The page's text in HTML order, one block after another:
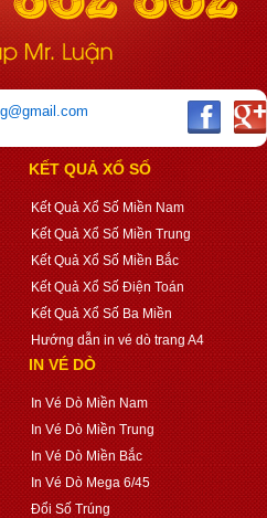
KẾT QUẢ XỔ SỐ
Kết Quả Xổ Số Miền Nam
Kết Quả Xổ Số Miền Trung
Kết Quả Xổ Số Miền Bắc
Kết Quả Xổ Số Điện Toán
Kết Quả Xổ Số Ba Miền
Hướng dẫn in vé dò trang A4
IN VÉ DÒ
In Vé Dò Miền Nam
In Vé Dò Miền Trung
In Vé Dò Miền Bắc
In Vé Dò Mega 6/45
Đổi Số Trúng